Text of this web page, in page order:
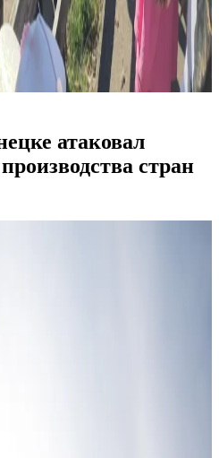
атаковал
стран